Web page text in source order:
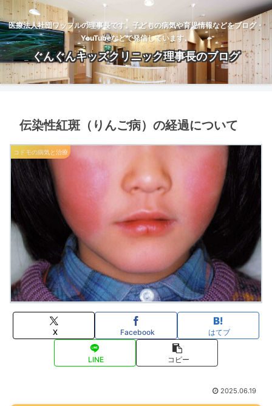
医療法人社団ワッフルの理事長です。子どもの病気や育児情報などをブログ・
YouTubeなどで発信しています。
ぐんぐんキッズクリニック理事長のブログ
伝染性紅斑（りんご病）の経過について
コドモの病気と治療
X Facebook はてブ
LINE コピー
2025.06.19